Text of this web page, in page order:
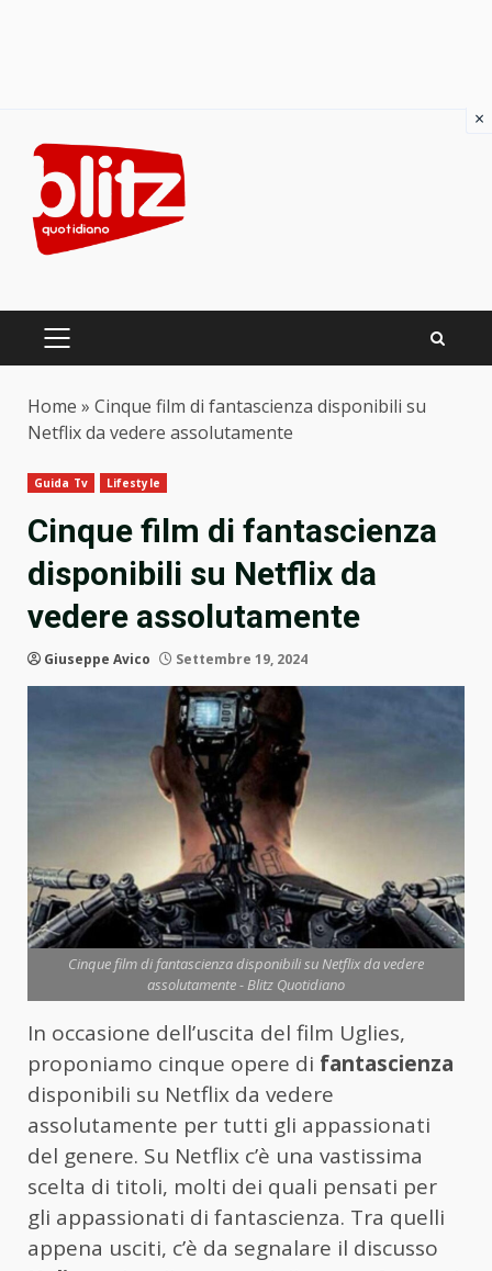
content
PRIMARY
Home » Cinque film di fantascienza disponibili su
Netflix da vedere assolutamente
Guida Tv Lifestyle
Cinque film di fantascienza
disponibili su Netflix da
vedere assolutamente
Giuseppe Avico Settembre 19, 2024
Cinque film di fantascienza disponibili su Netflix da vedere
assolutamente - Blitz Quotidiano
In occasione dell’uscita del film Uglies,
proponiamo cinque opere di fantascienza
disponibili su Netflix da vedere
assolutamente per tutti gli appassionati
del genere. Su Netflix c’è una vastissima
scelta di titoli, molti dei quali pensati per
gli appassionati di fantascienza. Tra quelli
appena usciti, c’è da segnalare il discusso
×